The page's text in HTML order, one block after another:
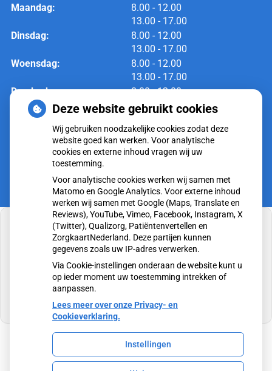
Maandag: 8.00 tot
- 12.00
13.00 tot
- 17.00
Dinsdag:
8.00 tot
- 12.00
13.00 tot
- 17.00
Woensdag:
8.00 tot
- 12.00
13.00 tot
- 17.00
Donderdag:
8.00tot
- 12.00
13.00tot
- 17.00
Vrijdag:
8.00
13.00tot
- 17.00
U heeft geen toestemming gegeven voor
externe inhoud die nodig is om dit te zien.
Cookie-instellingen wijzigen
Uw Zorg Online
Deze website gebruikt cookies
Wij gebruiken noodzakelijke cookies zodat deze
website goed kan werken. Voor analytische
cookies en externe inhoud vragen wij uw
toestemming.
Voor analytische cookies werken wij samen met
Matomo en Google Analytics. Voor externe inhoud
werken wij samen met Google (Maps, Translate en
Reviews), YouTube, Vimeo, Facebook, Instagram, X
(Twitter), Qualizorg, Patiëntenvertellen en
ZorgkaartNederland. Deze partijen kunnen
gegevens zoals uw IP-adres verwerken.
Via Cookie-instellingen onderaan de website kunt u
op ieder moment uw toestemming intrekken of
aanpassen.
Lees meer over onze Privacy- en
Cookieverklaring.
Instellingen